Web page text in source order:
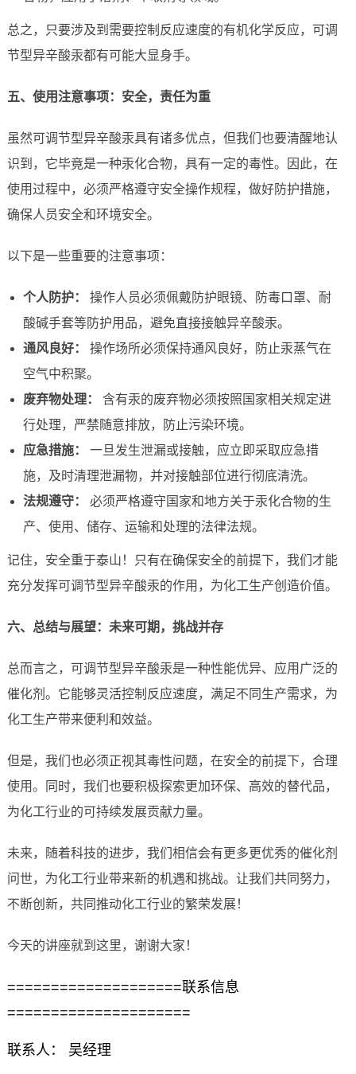
总之，只要涉及到需要控制反应速度的有机化学反应，可调
节型异辛酸汞都有可能大显身手。
五、使用注意事项：安全，责任为重
虽然可调节型异辛酸汞具有诸多优点，但我们也要清醒地认
识到，它毕竟是一种汞化合物，具有一定的毒性。因此，在
使用过程中，必须严格遵守安全操作规程，做好防护措施，
确保人员安全和环境安全。
以下是一些重要的注意事项：
个人防护：
操作人员必须佩戴防护眼镜、防毒口罩、耐
酸碱手套等防护用品，避免直接接触异辛酸汞。
通风良好：
操作场所必须保持通风良好，防止汞蒸气在
空气中积聚。
废弃物处理：
含有汞的废弃物必须按照国家相关规定进
行处理，严禁随意排放，防止污染环境。
应急措施：
一旦发生泄漏或接触，应立即采取应急措
施，及时清理泄漏物，并对接触部位进行彻底清洗。
法规遵守：
必须严格遵守国家和地方关于汞化合物的生
产、使用、储存、运输和处理的法律法规。
记住，安全重于泰山！只有在确保安全的前提下，我们才能
充分发挥可调节型异辛酸汞的作用，为化工生产创造价值。
六、总结与展望：未来可期，挑战并存
总而言之，可调节型异辛酸汞是一种性能优异、应用广泛的
催化剂。它能够灵活控制反应速度，满足不同生产需求，为
化工生产带来便利和效益。
但是，我们也必须正视其毒性问题，在安全的前提下，合理
使用。同时，我们也要积极探索更加环保、高效的替代品，
为化工行业的可持续发展贡献力量。
未来，随着科技的进步，我们相信会有更多更优秀的催化剂
问世，为化工行业带来新的机遇和挑战。让我们共同努力，
不断创新，共同推动化工行业的繁荣发展！
今天的讲座就到这里，谢谢大家！
====================联系信息
=====================
联系人： 吴经理